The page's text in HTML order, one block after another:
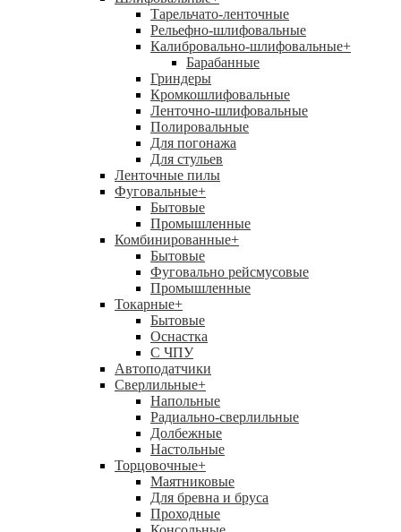
Тарельчато-ленточные
Рельефно-шлифовальные
Калибровально-шлифовальные+
Барабанные
Гриндеры
Кромкошлифовальные
Ленточно-шлифовальные
Полировальные
Для погонажа
Для стульев
Ленточные пилы
Фуговальные+
Бытовые
Промышленные
Комбинированные+
Бытовые
Фуговально рейсмусовые
Промышленные
Токарные+
Бытовые
Оснастка
С ЧПУ
Автоподатчики
Сверлильные+
Напольные
Радиально-сверлильные
Долбежные
Настольные
Торцовочные+
Маятниковые
Для бревна и бруса
Проходные